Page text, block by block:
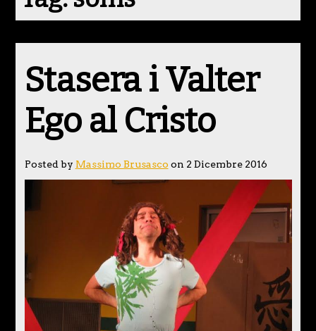
Stasera i Valter
Ego al Cristo
Posted by Massimo Brusasco on 2 Dicembre 2016